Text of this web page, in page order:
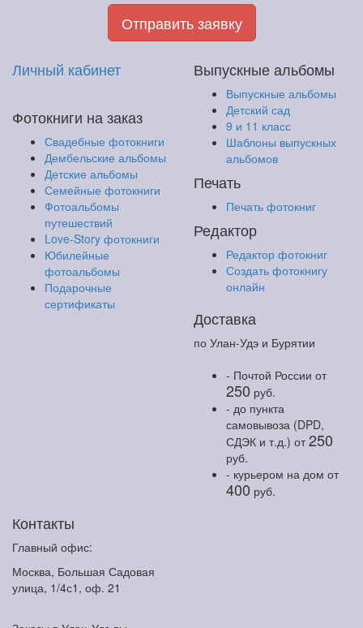
Отправить заявку
Личный кабинет
Фотокниги на заказ
Свадебные фотокниги
Дембельские альбомы
Детские альбомы
Семейные фотокниги
Фотоальбомы
путешествий
Love-Story фотокниги
Юбилейные
фотоальбомы
Подарочные
сертификаты
Выпускные альбомы
Выпускные альбомы
Детский сад
9 и 11 класс
Шаблоны выпускных
альбомов
Печать
Печать фотокниг
Редактор
Редактор фотокниг
Создать фотокнигу
онлайн
Доставка
по Улан-Удэ и Бурятии
- Почтой России от
250 руб.
- до пункта
самовывоза (DPD,
СДЭК и т.д.) от250
руб.
- курьером на дом от
400 руб.
Контакты
Главный офис:
Москва, Большая Садовая
улица, 1/4с1, оф. 21